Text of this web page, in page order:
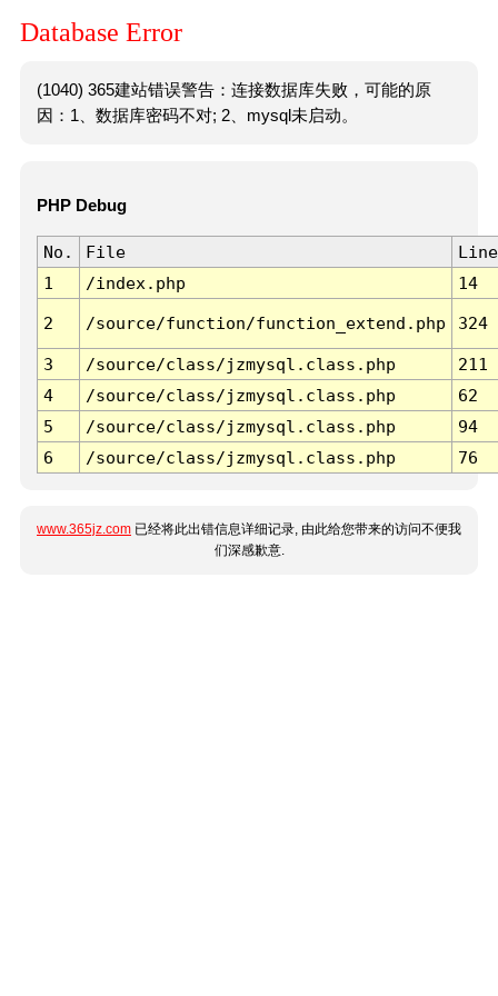
Database Error
(1040) 365建站错误警告：连接数据库失败，可能的原
因：1、数据库密码不对; 2、mysql未启动。
PHP Debug
No. File
Line
1
/index.php 14
2 /source/function/function_extend.php 324
3 /source/class/jzmysql.class.php
211
4
/source/class/jzmysql.class.php
62
5
/source/class/jzmysql.class.php
94
6
/source/class/jzmysql.class.php 76
www.365jz.com 已经将此出错信息详细记录, 由此给您带来的访问不便我
们深感歉意.